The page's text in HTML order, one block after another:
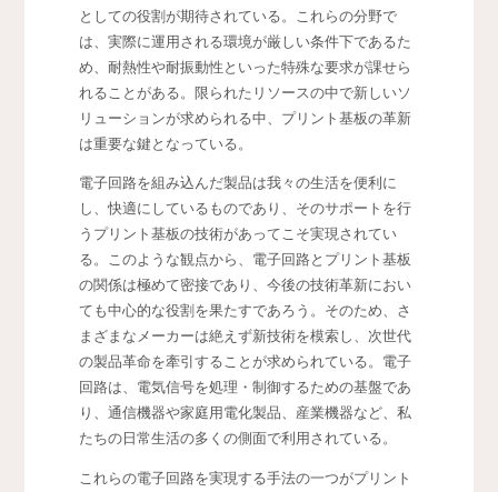
としての役割が期待されている。これらの分野で
は、実際に運用される環境が厳しい条件下であるた
め、耐熱性や耐振動性といった特殊な要求が課せら
れることがある。限られたリソースの中で新しいソ
リューションが求められる中、プリント基板の革新
は重要な鍵となっている。
電子回路を組み込んだ製品は我々の生活を便利に
し、快適にしているものであり、そのサポートを行
うプリント基板の技術があってこそ実現されてい
る。このような観点から、電子回路とプリント基板
の関係は極めて密接であり、今後の技術革新におい
ても中心的な役割を果たすであろう。そのため、さ
まざまなメーカーは絶えず新技術を模索し、次世代
の製品革命を牽引することが求められている。電子
回路は、電気信号を処理・制御するための基盤であ
り、通信機器や家庭用電化製品、産業機器など、私
たちの日常生活の多くの側面で利用されている。
これらの電子回路を実現する手法の一つがプリント